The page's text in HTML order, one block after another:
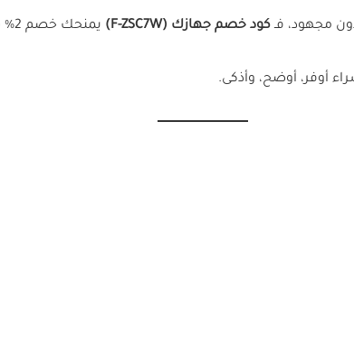
مجهود، فـكود خصم جهازك (F-ZSC7W) يمنحك خصم 2% مباشر ويشتغل بدون تعقيد.
أوفر، أوضح، وأذكى.